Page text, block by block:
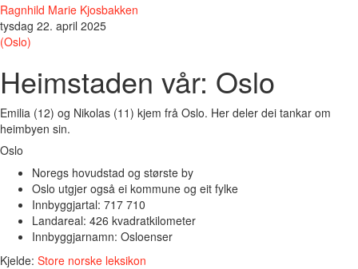
Ragnhild Marie Kjosbakken
tysdag 22. april 2025
(Oslo)
Heimstaden vår: Oslo
Emilia (12) og Nikolas (11) kjem frå Oslo. Her deler dei tankar om
heimbyen sin.
Oslo
Noregs hovudstad og største by
Oslo utgjer også ei kommune og eit fylke
Innbyggjartal: 717 710
Landareal: 426 kvadratkilometer
Innbyggjarnamn: Osloenser
Kjelde: Store norske leksikon